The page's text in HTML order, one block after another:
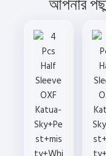
আপনার